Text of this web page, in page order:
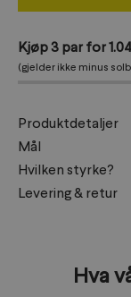
Kjøp 3 par for
(gjelder ikke minus
Produktdetaljer
Mål
Hvilken styrke?
Levering & retur
Hva